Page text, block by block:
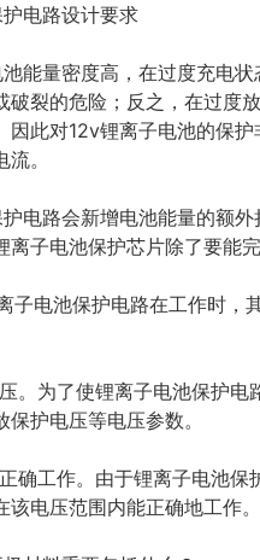
电路设计要求
能量密度高，在过度充电
破裂的危险；反之，在过
因此对12v锂离子电池的保
。
电路会新增电池能量的额
离子电池保护芯片除了要能
子电池保护电路在工作时，
。为了使锂离子电池保护
护电压等电压参数。
确工作。由于锂离子电池
电压范围内能正确地工作。